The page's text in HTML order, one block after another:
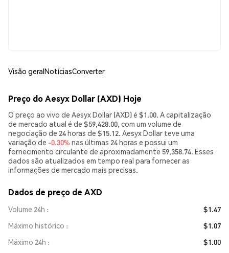
Visão geralNotíciasConverter
Preço do Aesyx Dollar (AXD) Hoje
O preço ao vivo de Aesyx Dollar (AXD) é $1.00. A capitalização
de mercado atual é de $59,428.00, com um volume de
negociação de 24 horas de $15.12. Aesyx Dollar teve uma
variação de -0.30% nas últimas 24 horas e possui um
fornecimento circulante de aproximadamente 59,358.74. Esses
dados são atualizados em tempo real para fornecer as
informações de mercado mais precisas.
Dados de preço de AXD
Volume 24h
$1.47
Máximo histórico
$1.07
Máximo 24h
$1.00